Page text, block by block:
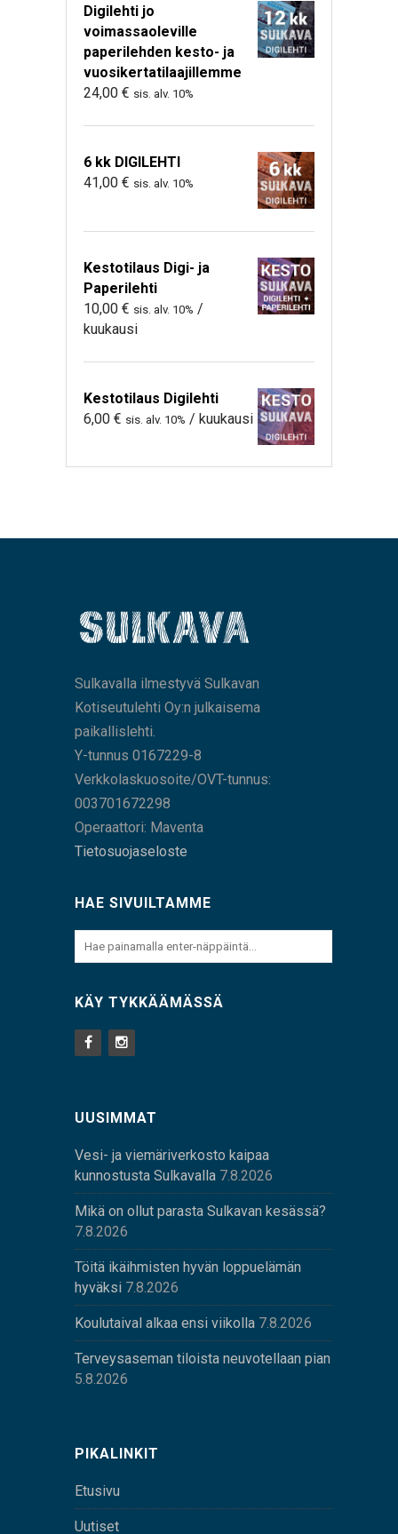
Digilehti jo
voimassaoleville
paperilehden kesto- ja
vuosikertatilaajillemme
24,00 € sis. alv. 10%
6 kk DIGILEHTI
41,00 € sis. alv. 10%
Kestotilaus Digi- ja
Paperilehti
10,00 € sis. alv. 10% /
kuukausi
Kestotilaus Digilehti
6,00 € sis. alv. 10% / kuukausi
Sulkavalla ilmestyvä Sulkavan
Kotiseutulehti Oy:n julkaisema
paikallislehti.
Y-tunnus 0167229-8
Verkkolaskuosoite/OVT-tunnus:
003701672298
Operaattori: Maventa
Tietosuojaseloste
HAE SIVUILTAMME
KÄY TYKKÄÄMÄSSÄ
UUSIMMAT
Vesi- ja viemäriverkosto kaipaa
kunnostusta Sulkavalla 7.8.2026
Mikä on ollut parasta Sulkavan kesässä?
7.8.2026
Töitä ikäihmisten hyvän loppuelämän
hyväksi 7.8.2026
Koulutaival alkaa ensi viikolla 7.8.2026
Terveysaseman tiloista neuvotellaan pian
5.8.2026
PIKALINKIT
Etusivu
Uutiset